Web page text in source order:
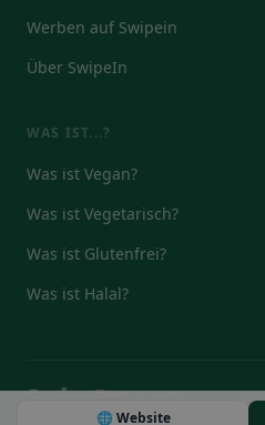
🌐 Website
Werben auf Swipein
Über SwipeIn
WAS IST...?
Was ist Vegan?
Was ist Vegetarisch?
Was ist Glutenfrei?
Was ist Halal?
IT